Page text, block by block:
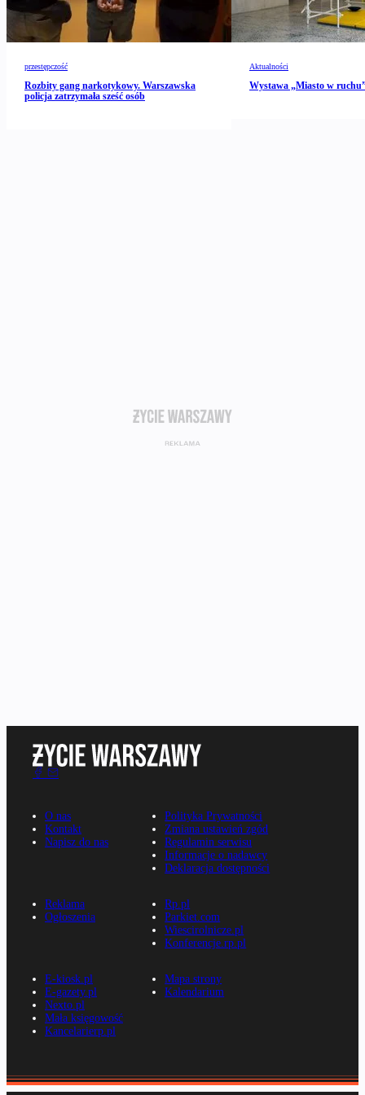
przestępczość
Rozbity gang narkotykowy. Warszawska
policja zatrzymała sześć osób
Aktualności
Wystawa „Miasto w
O nas
Kontakt
Napisz do nas
Polityka Prywatności
Zmiana ustawień zgód
Regulamin serwisu
Informacje o nadawcy
Deklaracja dostępności
Reklama
Ogłoszenia
Rp.pl
Parkiet.com
Wiescirolnicze.pl
Konferencje.rp.pl
E-kiosk.pl
E-gazety.pl
Nexto.pl
Mała księgowość
Kancelarierp.pl
Mapa strony
Kalendarium